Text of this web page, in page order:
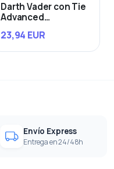
Darth Vader con Tie
Advanced
23,94 EUR
Envío Express
Entrega en 24/48h